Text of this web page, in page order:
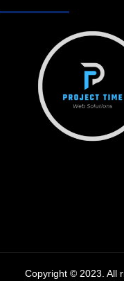
Copyright © 2023. All